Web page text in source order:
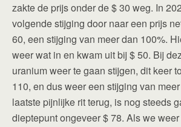
zakte de prijs onder de $ 30 weg. In
volgende stijging door naar een prijs
60, een stijging van meer dan 100%.
weer wat in en kwam uit bij $ 50. Bij
uranium weer te gaan stijgen, dit keer
110, en dus weer een stijging van
laatste pijnlijke rit terug, is nog steeds
dieptepunt ongeveer $ 78. Als we